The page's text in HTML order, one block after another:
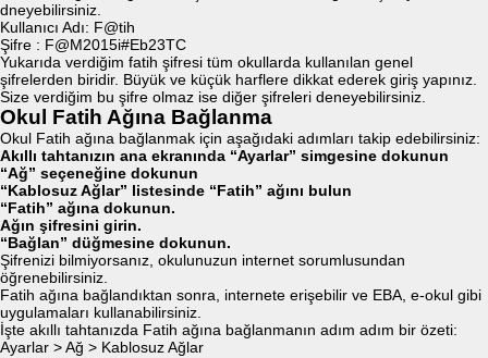
dneyebilirsiniz.
Kullanıcı Adı: F@tih
Şifre : F@M2015i#Eb23TC
Yukarıda verdiğim fatih şifresi tüm okullarda kullanılan genel
şifrelerden biridir. Büyük ve küçük harflere dikkat ederek giriş yapınız.
Size verdiğim bu şifre olmaz ise diğer şifreleri deneyebilirsiniz.
Okul Fatih Ağına Bağlanma
Okul Fatih ağına bağlanmak için aşağıdaki adımları takip edebilirsiniz:
Akıllı tahtanızın ana ekranında “Ayarlar” simgesine dokunun
“Ağ” seçeneğine dokunun
“Kablosuz Ağlar” listesinde “Fatih” ağını bulun
“Fatih” ağına dokunun.
Ağın şifresini girin.
“Bağlan” düğmesine dokunun.
Şifrenizi bilmiyorsanız, okulunuzun internet sorumlusundan
öğrenebilirsiniz.
Fatih ağına bağlandıktan sonra, internete erişebilir ve EBA, e-okul gibi
uygulamaları kullanabilirsiniz.
İşte akıllı tahtanızda Fatih ağına bağlanmanın adım adım bir özeti:
Ayarlar > Ağ > Kablosuz Ağlar